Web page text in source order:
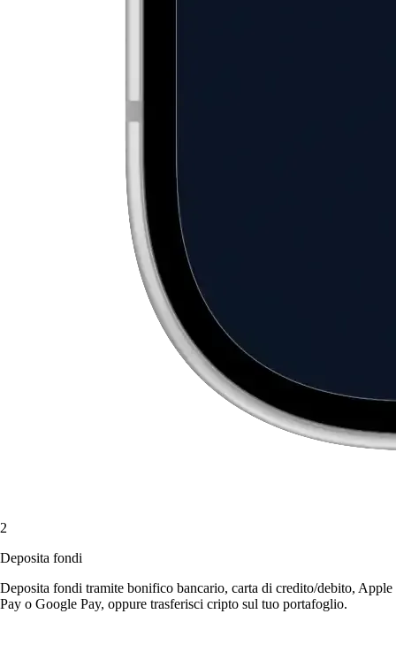
2
Deposita fondi
Deposita fondi tramite bonifico bancario, carta di credito/debito, Apple
Pay o Google Pay, oppure trasferisci cripto sul tuo portafoglio.